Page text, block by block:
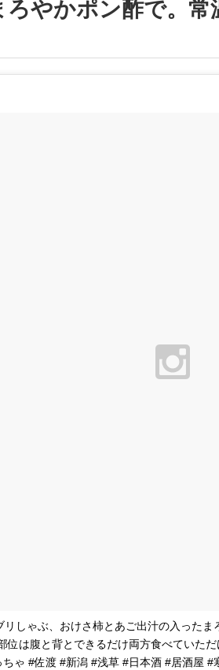
ろやかポン酢で。常
リしゃぶ、おけさ柿とあご出汁の入った
位は腹と背とできるだけ両方食べていた
ゃ #佐渡 #新潟 #浅草 #日本酒 #居酒屋 #